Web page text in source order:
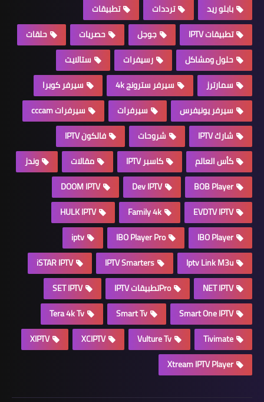
بابلو ريد
ترددات
تطبيقات
تطبيقات IPTV
جوجل حصريات
حلقات
حلول ومشاكل
رسيفرات
ستالايت
سمارترز
سيرفر سترونج 4k
سيرفر كوبرا
سيرفر يونيفرس
سيرفرات
سيرفرات cccam
شارك IPTV
شروحات
فالكون IPTV
كأس العالم
كاسبر IPTV مقالات
وندز
BOB Player
Dev IPTV
DOOM IPTV
EVDTV IPTV
Family 4k
HULK IPTV
IBO Player
IBO Player Pro
iptv
Iptv Link M3u
IPTV Smarters
iSTAR IPTV
NET IPTV
Proتطبيقات IPTV
SET IPTV
Smart One IPTV
Smart Tv
Tera 4k Tv
Tivimate
Vulture Tv
XCIPTV
XIPTV
Xtream IPTV Player